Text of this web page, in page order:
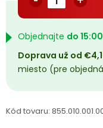
Podmienky
Objednajte do 15:00
Doprava už od
miesto (pre
Kód tovaru: